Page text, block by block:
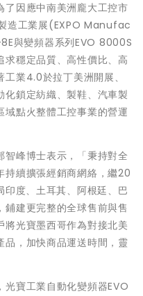
了因應中南美洲龐大工控市
造工業展(EXPO Manufac
與變頻器系列EVO 8000S
穩定品質、高性價比、高
業4.0於拉丁美洲開展、
鎖定紡織、製鞋、汽車製
點火整體工控事業的營運
峰博士表示，「秉持對全
持續擴張經銷商網絡，繼20
印度、土耳其、阿根廷、巴
建更完整的全球售前與售
光寶墨西哥作為對接北美
品，加快商品運送時間，靈
寶工業自動化變頻器EVO